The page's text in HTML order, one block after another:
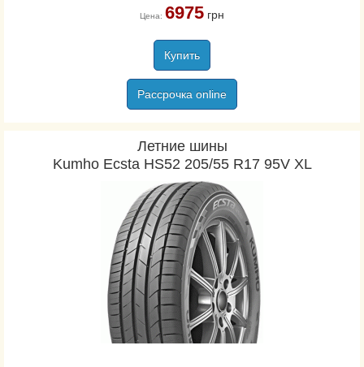
Цена: 6975грн
Купить
Рассрочка online
Летние шины
Kumho Ecsta HS52 205/55 R17 95V XL